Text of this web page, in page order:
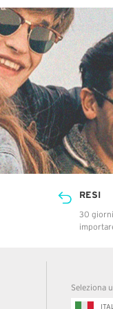
RESI
30
Seleziona